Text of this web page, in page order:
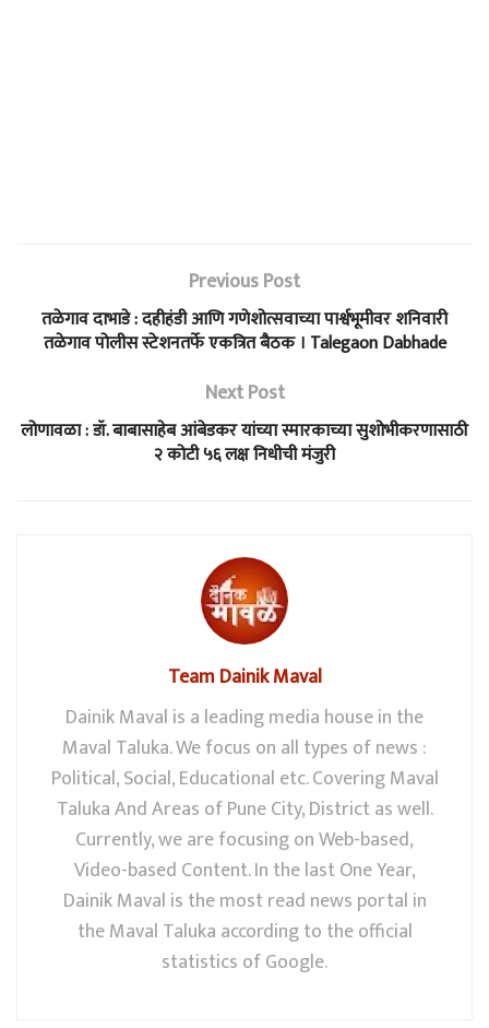
Previous Post
तळेगाव दाभाडे : दहीहंडी आणि गणेशोत्सवाच्या पार्श्वभूमीवर शनिवारी
तळेगाव पोलीस स्टेशनतर्फे एकत्रित बैठक । Talegaon Dabhade
Next Post
लोणावळा : डॉ. बाबासाहेब आंबेडकर यांच्या स्मारकाच्या सुशोभीकरणासाठी
२ कोटी ५६ लक्ष निधीची मंजुरी
Team Dainik Maval
Dainik Maval is a leading media house in the
Maval Taluka. We focus on all types of news :
Political, Social, Educational etc. Covering Maval
Taluka And Areas of Pune City, District as well.
Currently, we are focusing on Web-based,
Video-based Content. In the last One Year,
Dainik Maval is the most read news portal in
the Maval Taluka according to the official
statistics of Google.